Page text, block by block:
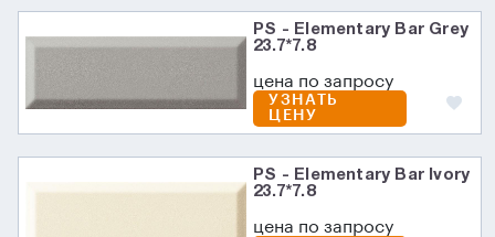
PS - Elementary Bar Grey
23.7*7.8
цена по запросу
УЗНАТЬ
ЦЕНУ
PS - Elementary Bar Ivory
23.7*7.8
цена по запросу